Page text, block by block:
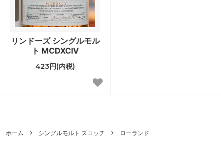
リンドーズ シングルモル
ト MCDXCIV
423円(内税)
ホーム シングルモルト スコッチ ローランド